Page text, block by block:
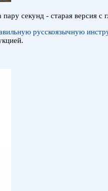
секунд - старая версия
русскоязычную